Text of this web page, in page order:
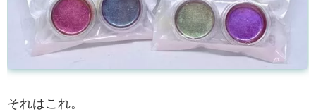
それはこれ。